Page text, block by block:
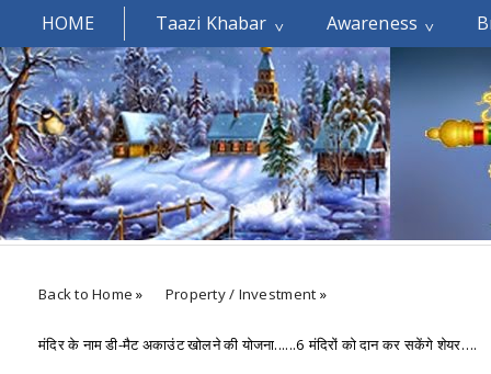
HOME Taazi Khabar Awareness
Welcomes You.....
Back to Home » Property / Investment »
मंदिर के नाम डी-मैट अकाउंट खोलने की योजना......6 मंदिरों को दान कर सकेंगे शेयर….